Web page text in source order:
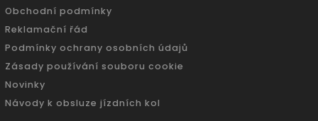
Obchodní podmínky
Reklamační řád
Podmínky ochrany osobních údajů
Zásady používání souboru cookie
Novinky
Návody k obsluze jízdních kol